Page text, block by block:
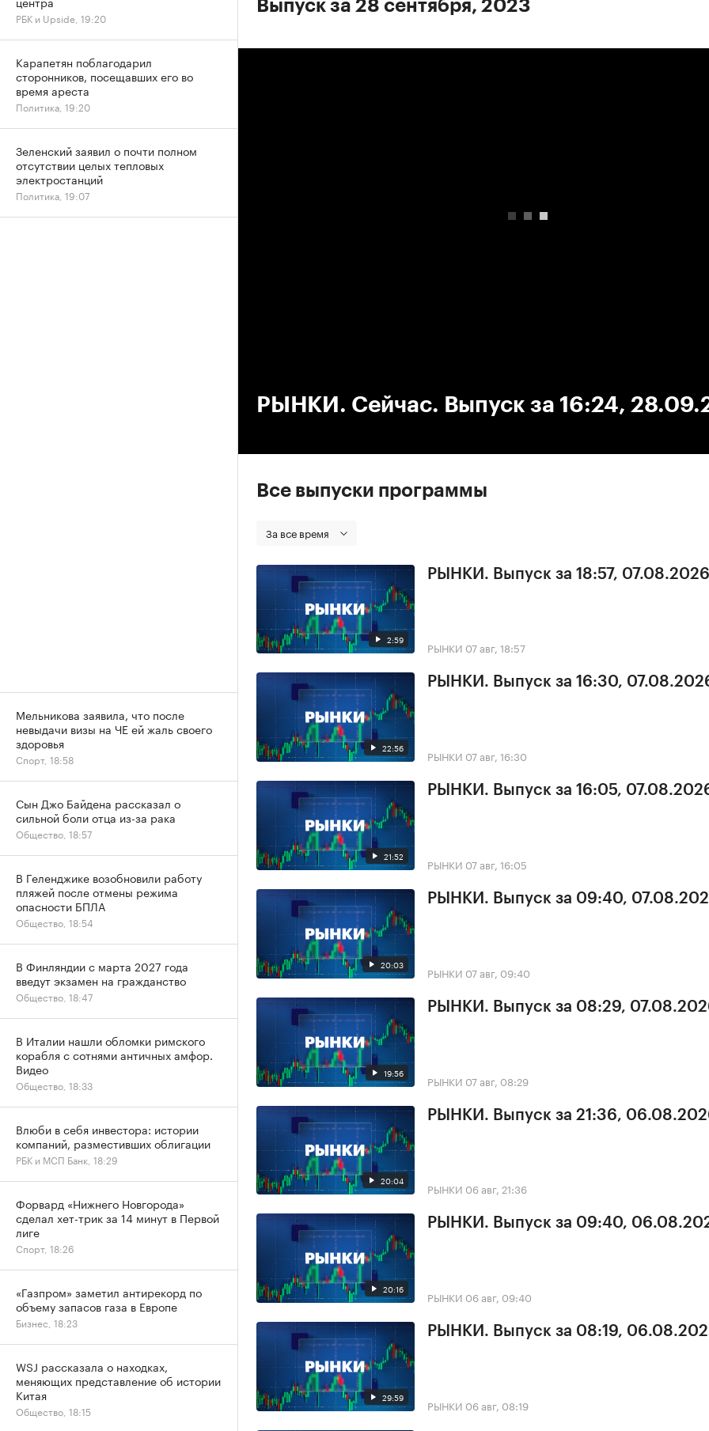
Выпуск за 28 сентября, 2023
РЫНКИ. Сейчас. Выпуск за 16:24,
Все выпуски программы
За все время
2:59
РЫНКИ. Выпуск за 18:57, 07.08.2026
РЫНКИ 07 авг, 18:57
22:56
РЫНКИ. Выпуск за 16:30,
РЫНКИ 07 авг, 16:30
21:52
РЫНКИ. Выпуск за 16:05,
РЫНКИ 07 авг, 16:05
20:03
РЫНКИ. Выпуск за 09:40,
РЫНКИ 07 авг, 09:40
19:56
РЫНКИ. Выпуск за 08:29,
РЫНКИ 07 авг, 08:29
20:04
РЫНКИ. Выпуск за 21:36,
РЫНКИ 06 авг, 21:36
20:16
РЫНКИ. Выпуск за 09:40,
РЫНКИ 06 авг, 09:40
29:59
РЫНКИ. Выпуск за 08:19,
РЫНКИ 06 авг, 08:19
РБК и Upside, 19:20
Карапетян поблагодарил
сторонников, посещавших его во
время ареста
Политика, 19:20
Зеленский заявил о почти полном
отсутствии целых тепловых
электростанций
Политика, 19:07
Мельникова заявила, что после
невыдачи визы на ЧЕ ей жаль своего
здоровья
Спорт, 18:58
Сын Джо Байдена рассказал о
сильной боли отца из-за рака
Общество, 18:57
В Геленджике возобновили работу
пляжей после отмены режима
опасности БПЛА
Общество, 18:54
В Финляндии с марта 2027 года
введут экзамен на гражданство
Общество, 18:47
В Италии нашли обломки римского
корабля с сотнями античных амфор.
Видео
Общество, 18:33
Влюби в себя инвестора: истории
компаний, разместивших облигации
РБК и МСП Банк, 18:29
Форвард «Нижнего Новгорода»
сделал хет-трик за 14 минут в Первой
лиге
Спорт, 18:26
«Газпром» заметил антирекорд по
объему запасов газа в Европе
Бизнес, 18:23
WSJ рассказала о находках,
меняющих представление об истории
Китая
Общество, 18:15